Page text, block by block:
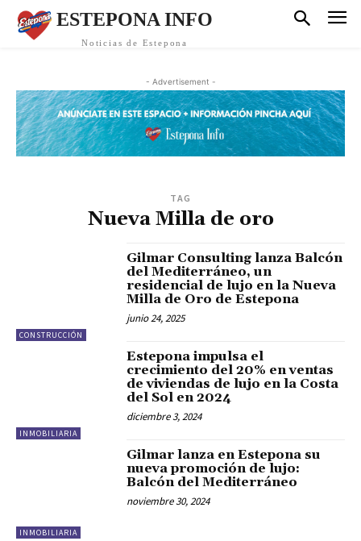
ESTEPONA INFO
Noticias de Estepona
- Advertisement -
TAG
Nueva Milla de oro
CONSTRUCCIÓN
Gilmar Consulting lanza Balcón
del Mediterráneo, un
residencial de lujo en la Nueva
Milla de Oro de Estepona
junio 24, 2025
INMOBILIARIA
Estepona impulsa el
crecimiento del 20% en ventas
de viviendas de lujo en la Costa
del Sol en 2024
diciembre 3, 2024
INMOBILIARIA
Gilmar lanza en Estepona su
nueva promoción de lujo:
Balcón del Mediterráneo
noviembre 30, 2024